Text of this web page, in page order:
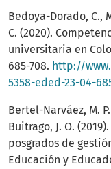
Bedoya-Dorado, C.,
C. (2020).
universitaria en
685-708. http://
5358-eded-23-04-
Bertel-Narváez, M.
Buitrago, J. O.
posgrados de
Educación y